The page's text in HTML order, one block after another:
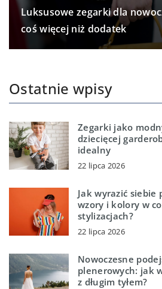
Luksusowe zegarki dla
coś więcej niż dodatek
Ostatnie wpisy
Zegarki jako
dziecięcej
idealny
22 lipca 2026
Jak wyrazić siebie
wzory i kolory w
stylizacjach?
22 lipca 2026
Nowoczesne
plenerowych: jak
z długim tyłem?